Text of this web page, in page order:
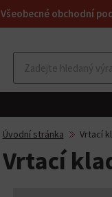
Všeobecné obchodní
Úvodní stránka Vrtací
Vrtací